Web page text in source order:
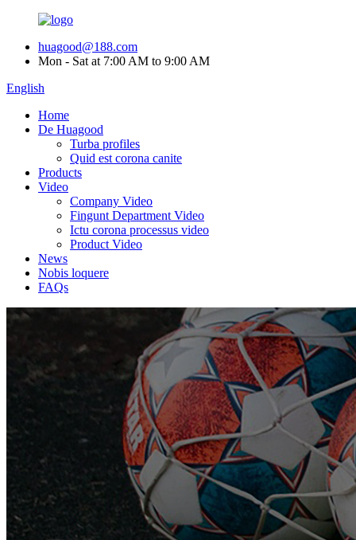
huagood@188.com
Mon - Sat at 7:00 AM to 9:00 AM
English
Home
De Huagood
Turba profiles
Quid est corona canite
Products
Video
Company Video
Fingunt Department Video
Ictu corona processus video
Product Video
News
Nobis loquere
FAQs